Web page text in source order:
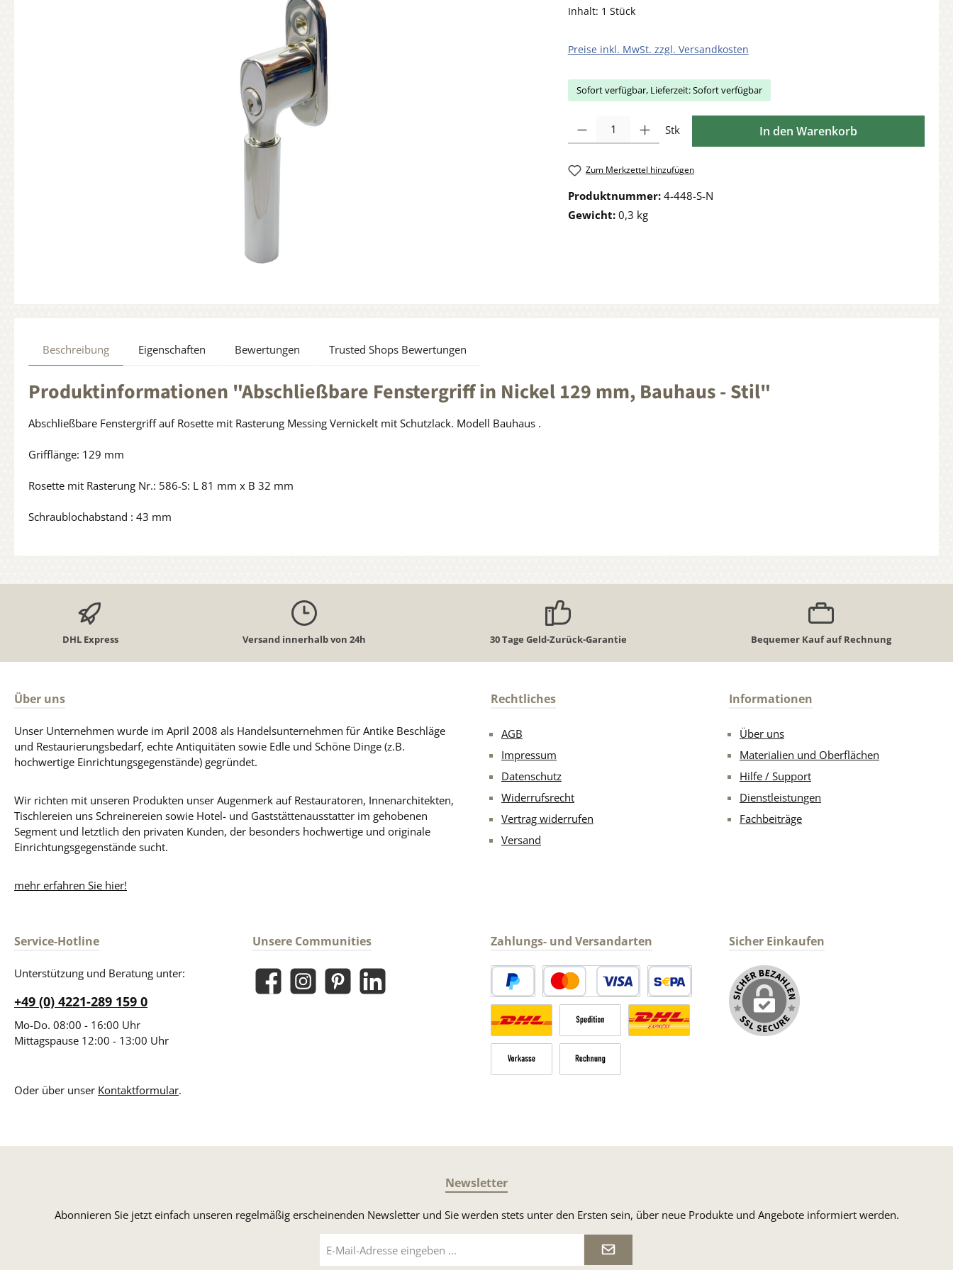
Inhalt: 1 Stück
Preise inkl. MwSt. zzgl. Versandkosten
Sofort verfügbar, Lieferzeit: Sofort verfügbar
Stk In den Warenkorb
Zum Merkzettel hinzufügen
Produktnummer: 4-448-S-N
Gewicht: 0,3 kg
Beschreibung Eigenschaften Bewertungen Trusted Shops Bewertungen
Produktinformationen "Abschließbare Fenstergriff in Nickel 129 mm, Bauhaus - Stil"
Abschließbare Fenstergriff auf Rosette mit Rasterung Messing Vernickelt mit Schutzlack. Modell Bauhaus .
Grifflänge: 129 mm
Rosette mit Rasterung Nr.: 586-S: L 81 mm x B 32 mm
Schraublochabstand : 43 mm
DHL Express Versand innerhalb von 24h 30 Tage Geld-Zurück-Garantie Bequemer Kauf auf Rechnung
Über uns
Unser Unternehmen wurde im April 2008 als Handelsunternehmen für Antike Beschläge
und Restaurierungsbedarf, echte Antiquitäten sowie Edle und Schöne Dinge (z.B.
hochwertige Einrichtungsgegenstände) gegründet.
Wir richten mit unseren Produkten unser Augenmerk auf Restauratoren, Innenarchitekten,
Tischlereien uns Schreinereien sowie Hotel- und Gaststättenausstatter im gehobenen
Segment und letztlich den privaten Kunden, der besonders hochwertige und originale
Einrichtungsgegenstände sucht.
mehr erfahren Sie hier!
Rechtliches
AGB
Impressum
Datenschutz
Widerrufsrecht
Vertrag widerrufen
Versand
Informationen
Über uns
Materialien und Oberflächen
Hilfe / Support
Dienstleistungen
Fachbeiträge
Service-Hotline
Unterstützung und Beratung unter:
+49 (0) 4221-289 159 0
Mo-Do. 08:00 - 16:00 Uhr
Mittagspause 12:00 - 13:00 Uhr
Oder über unser Kontaktformular.
Unsere Communities
FacebookInstagramPinterestLinkedIn
Zahlungs- und Versandarten
PayPal Kredit- oder DebitkarteSEPA Lastschrift
Versandkosten Deutschland normaler Versand Deutsche Post
Sperrgut
Sicher Einkaufen
Newsletter
Abonnieren Sie jetzt einfach unseren regelmäßig erscheinenden Newsletter und Sie werden stets unter den Ersten sein, über neue Produkte und Angebote informiert werden.
Mail-
Adresse